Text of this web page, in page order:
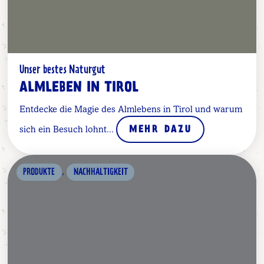
Unser bestes Naturgut
ALMLEBEN IN TIROL
Entdecke die Magie des Almlebens in Tirol und warum
sich ein Besuch lohnt... MEHR DAZU
PRODUKTE , NACHHALTIGKEIT